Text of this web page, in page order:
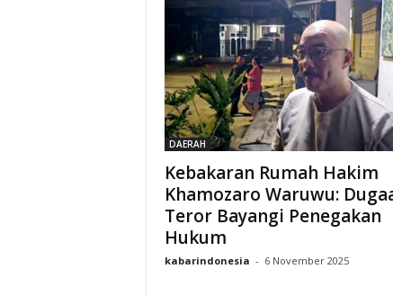
DAERAH
Kebakaran Rumah Hakim
Khamozaro Waruwu:
Teror Bayangi Penegakan
Hukum
kabarindonesia - 6 November 2025